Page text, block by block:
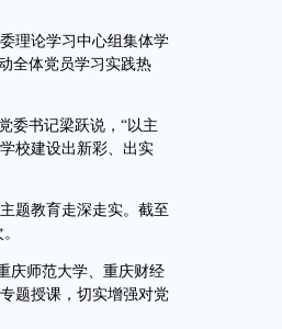
理论学习中心组集体学
全体党员学习实践热
委书记梁跃说，“以主
校建设出新彩、出实
题教育走深走实。截至
庆师范大学、重庆财经
题授课，切实增强对党